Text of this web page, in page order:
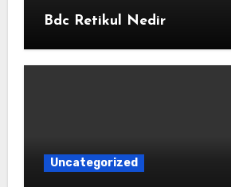
Bdc Retikul Nedir
Uncategorized